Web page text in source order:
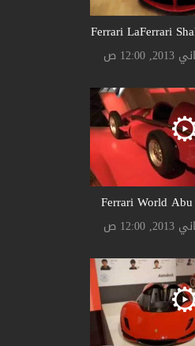
Ferrari LaFerrari
Ferrari World